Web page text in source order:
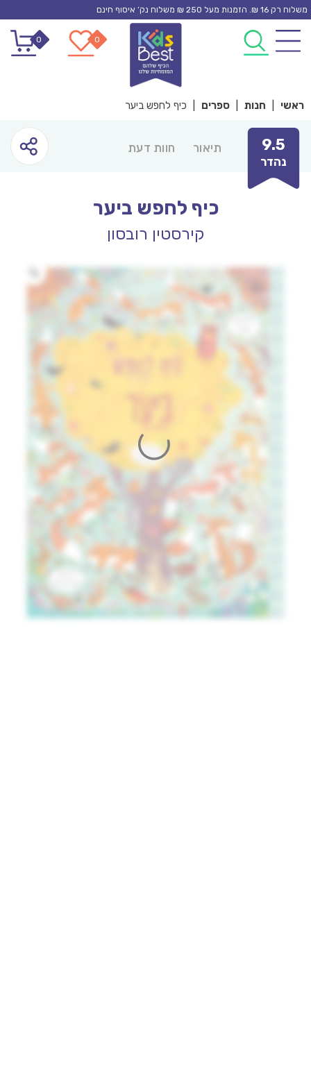
Skip
content
משלוח רק 16 ₪. הזמנות מעל 250 ₪ משלוח נק’ איסוף חינם
0
0
ראשי חנות ספרים כיף לחפש ביער
9.5
נהדר
תיאור חוות דעת
כיף לחפש ביער
קירסטין רובסון